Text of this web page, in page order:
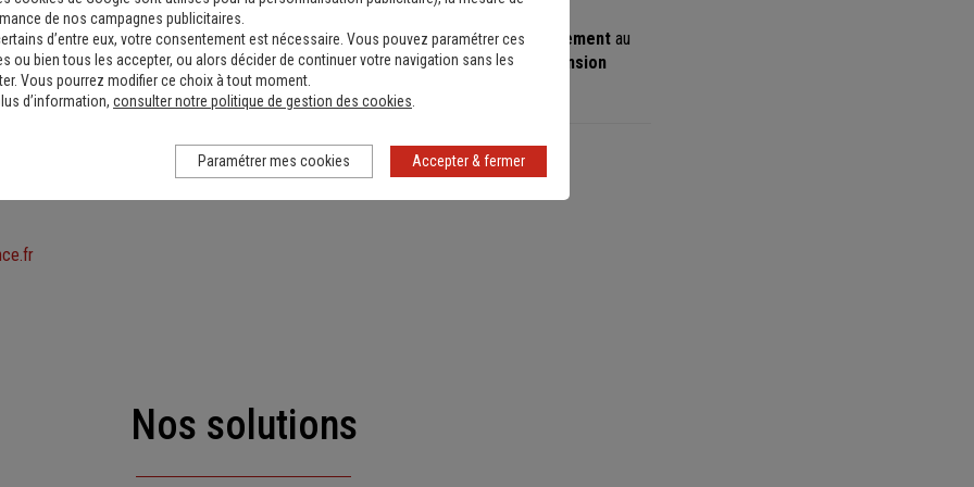
du statut de l’animal, certaines juges ont autorisé undroit de visite et d’hébergement au
la garde de l’animal. Ce dernier a aussi pu être contraint auversement d’une pension
pour couvrir les frais de vétérinaire.
dans la rue : que faire ?
Nos solutions
de nos campagnes publicitaires.
d’entre eux, votre consentement est nécessaire. Vous pouvez paramétrer ces
ou bien tous les accepter, ou alors décider de continuer votre navigation sans les
Vous pourrez modifier ce choix à tout moment.
d’information, consulter notre politique de gestion des cookies
Accepter & fermer
Paramétrer mes cookies